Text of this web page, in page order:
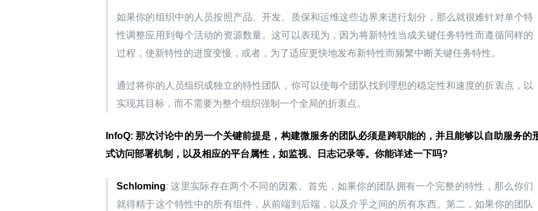
如果你的组织中的人员按照产品、开发、质保和运维这些边界来进行划分，那么就很难针对单个特
性调整应用到每个活动的资源数量。这可以表现为，因为将新特性当成关键任务特性而遵循同样的
过程，使新特性的进度变慢，或者，为了适应更快地发布新特性而频繁中断关键任务特性。
通过将你的人员组织成独立的特性团队，你可以使每个团队找到理想的稳定性和速度的折衷点，以
实现其目标，而不需要为整个组织强制一个全局的折衷点。
InfoQ: 那次讨论中的另一个关键前提是，构建微服务的团队必须是跨职能的，并且能够以自助服务的
式访问部署机制，以及相应的平台属性，如监视、日志记录等。你能详述一下吗?
Schloming: 这里实际存在两个不同的因素。首先，如果你的团队拥有一个完整的特性，那么你们
就得精于这个特性中的所有组件，从前端到后端，以及介乎之间的所有东西。第二，如果你的团队